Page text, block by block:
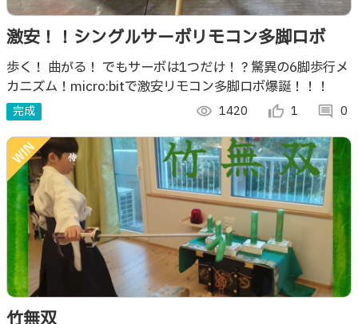
激安！！シングルサーボリモコン多脚ロボ
歩く！ 曲がる！ でもサーボは1つだけ！？驚異の6脚歩行メ
カニズム！micro:bitで激安リモコン多脚ロボ爆誕！！！
完成 visibility 1420 thumb_up_alt 1 comment 0